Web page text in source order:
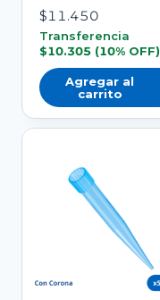
$11.450
Transferencia
$10.305 (10% OFF)
Agregar al
carrito